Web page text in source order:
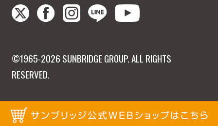
©1965-2026 SUNBRIDGE GROUP. ALL RIGHTS
RESERVED.